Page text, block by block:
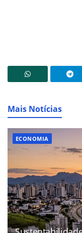
Mais Notícias
ECONOMIA